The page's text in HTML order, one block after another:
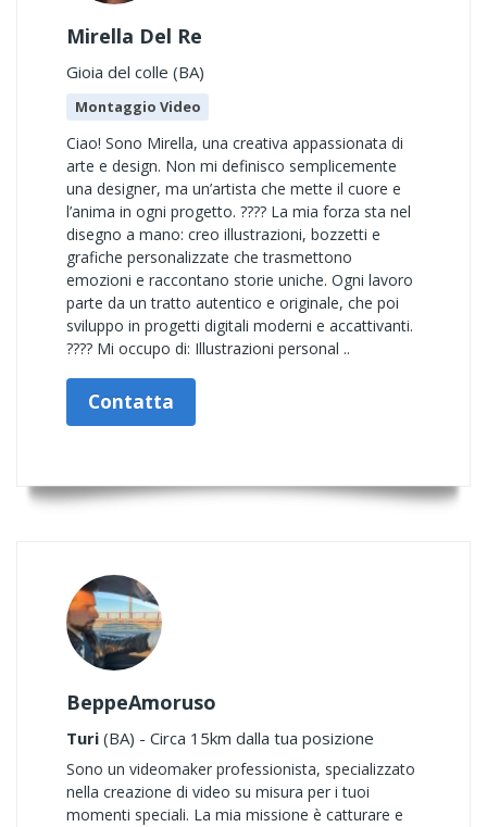
Mirella Del Re
Gioia del colle (BA)
Montaggio Video
Ciao! Sono Mirella, una creativa appassionata di
arte e design. Non mi definisco semplicemente
una designer, ma un’artista che mette il cuore e
l’anima in ogni progetto. ???? La mia forza sta nel
disegno a mano: creo illustrazioni, bozzetti e
grafiche personalizzate che trasmettono
emozioni e raccontano storie uniche. Ogni lavoro
parte da un tratto autentico e originale, che poi
sviluppo in progetti digitali moderni e accattivanti.
???? Mi occupo di: Illustrazioni personal ..
Contatta
BeppeAmoruso
Turi (BA) - Circa 15km dalla tua posizione
Sono un videomaker professionista, specializzato
nella creazione di video su misura per i tuoi
momenti speciali. La mia missione è catturare e